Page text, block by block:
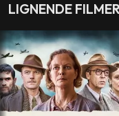
Jeremy Thomas
MANUS
Nagisa Ôshima,
LAND
LIGNENDE